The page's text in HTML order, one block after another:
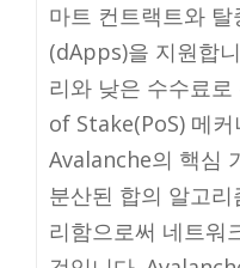
마트 컨트랙트와
(dApps)을 지원합
리와 낮은 수수료
of Stake(PoS) 메
Avalanche의 핵심
분산된 합의 알고
리함으로써 네트워